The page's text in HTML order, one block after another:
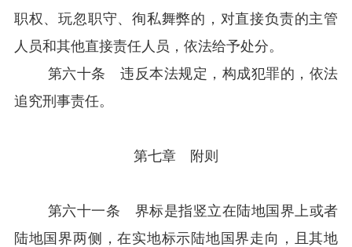
职权、玩忽职守、徇私舞弊的，对直接负责的主管
人员和其他直接责任人员，依法给予处分。
第六十条 违反本法规定，构成犯罪的，依法
追究刑事责任。
第七章 附则
第六十一条 界标是指竖立在陆地国界上或者
陆地国界两侧，在实地标示陆地国界走向，且其地